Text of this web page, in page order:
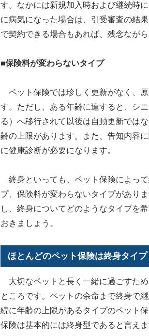
す。なかには新規加入時および継続時
に病気になった場合は、引受審査の結
で契約できる場合もあれば、残念なが
■保険料が変わらないタイプ
ペット保険では珍しく更新がなく、
す。ただし、ある年齢に達すると、シ
る）へ移行されて以後は自動更新では
齢の上限があります。また、告知内容
に健康診断が必要になります。
終身といっても、ペット保険によっ
プ、保険料が変わらないタイプがあり
し、終身についてどのようなタイプを
おきましょう。
ほとんどのペット保険は終身タイプ
大切なペットと長く一緒に過ごすた
ところです。ペットの余命まで終身で
続に年齢の上限があるタイプのペット
保険は基本的には終身型であると言えま